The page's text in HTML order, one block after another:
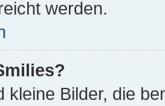
werden.
kleine Bilder, die